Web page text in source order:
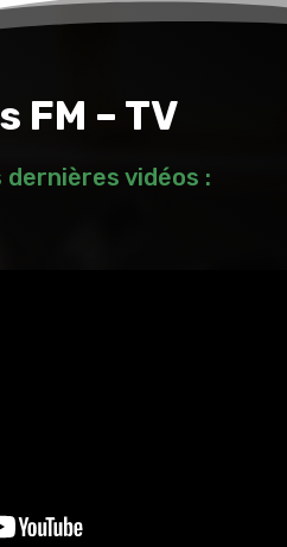
FM – TV
dernières vidéos :